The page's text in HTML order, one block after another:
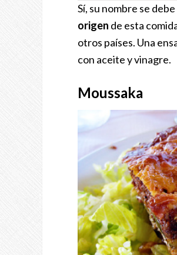
Sí, su nombre se
origen de esta
otros países. Una
con aceite y vinagre.
Moussaka